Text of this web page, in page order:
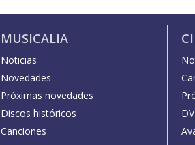
MUSICALIA
Noticias
Novedades
Próximas novedades
Discos históricos
Canciones